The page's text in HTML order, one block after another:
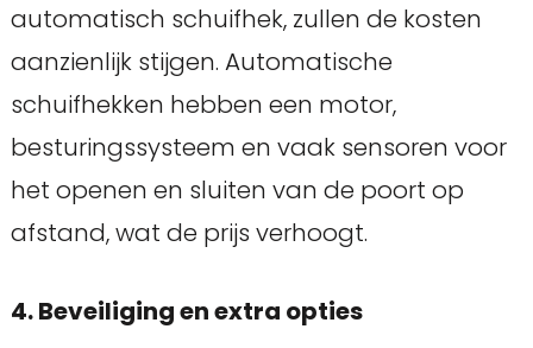
automatisch schuifhek, zullen de kosten
aanzienlijk stijgen. Automatische
schuifhekken hebben een motor,
besturingssysteem en vaak sensoren voor
het openen en sluiten van de poort op
afstand, wat de prijs verhoogt.
4. Beveiliging en extra opties